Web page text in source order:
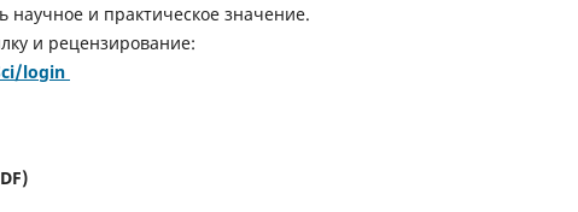
и практическое значение.
и рецензирование:
login